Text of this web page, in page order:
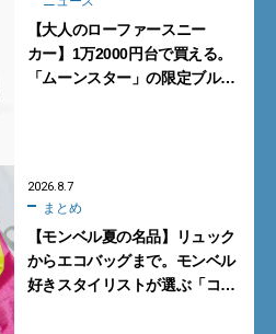
【大人のローファースニー
カー】1万2000円台で買える。
「ムーンスター」の限定ブルー
2026.8.7
まとめ
【モンベル夏の名品】リュック
からエコバッグまで。モンベル
好きスタイリストが選ぶ「コス